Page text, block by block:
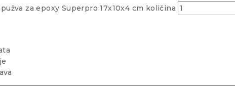
za epoxy Superpro 17x10x4 cm količina